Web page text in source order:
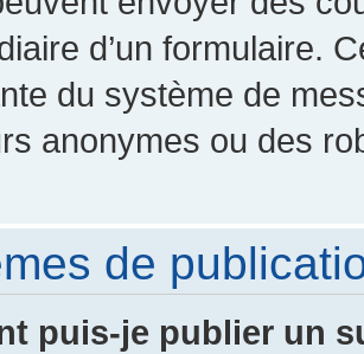
d’un formulaire.
du système de
anonymes ou des
de
puis-je publier un